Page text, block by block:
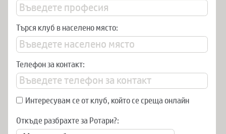
Търся клуб в населено място:
Телефон за контакт:
Интересувам се от клуб, който се среща онлайн
Откъде разбрахте за Ротари?: